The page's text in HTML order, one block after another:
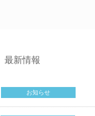
最新情報
お知らせ